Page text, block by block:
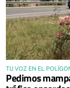
TU VOZ EN EL
Pedimos